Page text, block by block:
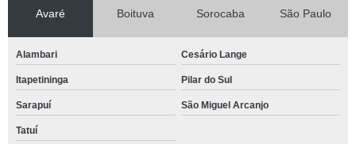
Avaré Boituva Sorocaba São Paulo
Alambari Cesário Lange
Itapetininga Pilar do Sul
Sarapuí São Miguel Arcanjo
Tatuí